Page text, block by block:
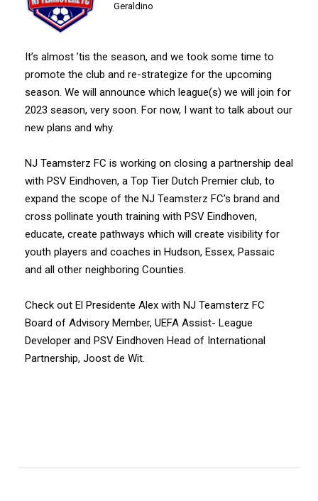
Geraldino
It’s almost ’tis the season, and we took some time to
promote the club and re-strategize for the upcoming
season. We will announce which league(s) we will join for
2023 season, very soon. For now, I want to talk about our
new plans and why.
NJ Teamsterz FC is working on closing a partnership deal
with PSV Eindhoven, a Top Tier Dutch Premier club, to
expand the scope of the NJ Teamsterz FC’s brand and
cross pollinate youth training with PSV Eindhoven,
educate, create pathways which will create visibility for
youth players and coaches in Hudson, Essex, Passaic
and all other neighboring Counties.
Check out El Presidente Alex with NJ Teamsterz FC
Board of Advisory Member, UEFA Assist- League
Developer and PSV Eindhoven Head of International
Partnership, Joost de Wit.